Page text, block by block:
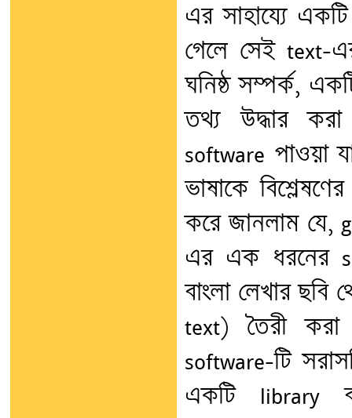
এর সাহায্যে
গেলে সেই text-
ঘনিষ্ঠ সম্পর্ক,
তথ্য উদ্ধার
software পাওয়া
ভাষাকে
করে জানলাম যে,
এর এক ধরনের
বাংলা লেখার ছবি
text) তৈরী করা
software-টি
একটি library